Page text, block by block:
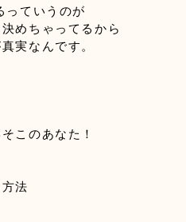
っていうのが
めちゃってるから
このあなた！
法